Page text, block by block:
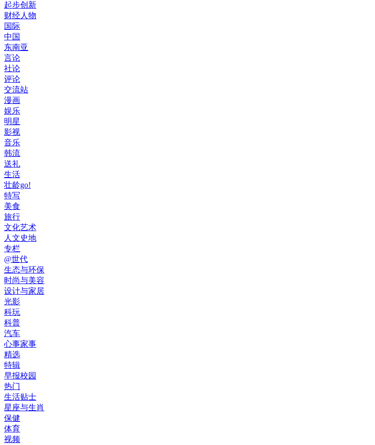
起步创新
财经人物
国际
中国
东南亚
言论
社论
评论
交流站
漫画
娱乐
明星
影视
音乐
韩流
送礼
生活
壮龄go!
特写
美食
旅行
文化艺术
人文史地
专栏
@世代
生态与环保
时尚与美容
设计与家居
光影
科玩
科普
汽车
心事家事
精选
特辑
早报校园
热门
生活贴士
星座与生肖
保健
体育
视频